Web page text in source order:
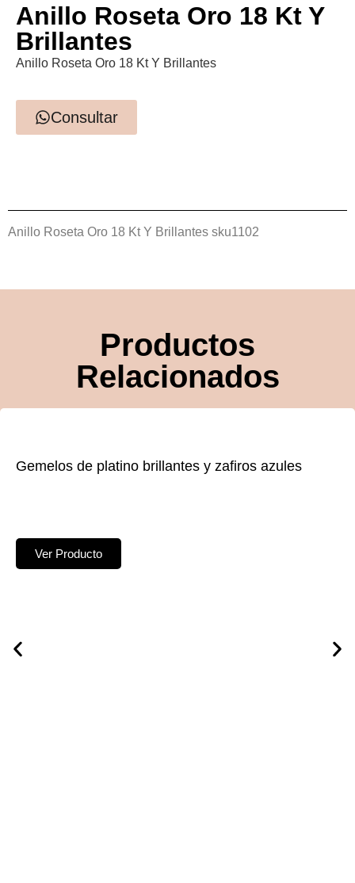
Anillo Roseta Oro 18 Kt Y
Brillantes
Anillo Roseta Oro 18 Kt Y Brillantes
Consultar
Anillo Roseta Oro 18 Kt Y Brillantes sku1102
Productos
Relacionados
Gemelos de platino brillantes y zafiros azules
Ver Producto